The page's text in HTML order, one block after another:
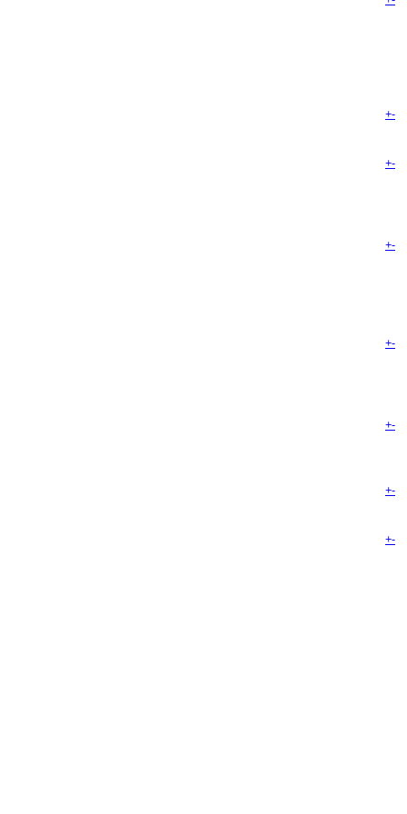
+-
+-
+-
+-
+-
+-
+-